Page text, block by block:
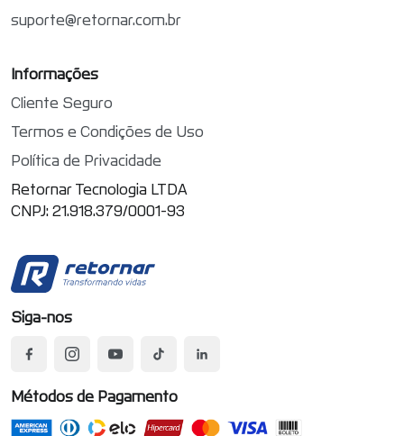
suporte@retornar.com.br
Informações
Cliente Seguro
Termos e Condições de Uso
Política de Privacidade
Retornar Tecnologia LTDA
CNPJ: 21.918.379/0001-93
Siga-nos
Métodos de Pagamento